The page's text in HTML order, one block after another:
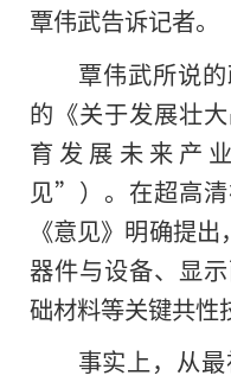
覃伟武告诉记者。
覃伟武所说
的《关于发展壮
育发展未来产
见”）。在超高清
《意见》明确提
器件与设备、显
础材料等关键共性
事实上，从